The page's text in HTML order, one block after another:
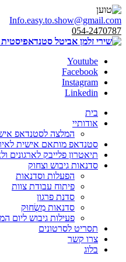
Info.easy.to.show@gmail.com
054-2470787
Youtube
Facebook
Instagram
Linkedin
בית
אודותיי
המלצה לסטנדאפ
סטנדאפ מותאם אישית
תיאטרון פלייבק לארגונים
סדנאות גיבוש וצחוק
הפעלות וסדנאות
פיתוח עבודת צוות
סדנת פרגון
סדנאות מִשְׂחוּק
פעילות גיבוש ליום
תסריט לסרטונים
צרו קשר
בלוג